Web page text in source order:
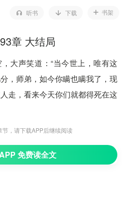
听书 下载 书架
章 大结局
大声笑道：“当今世上，唯有这
，师弟，如今你瞒也瞒我了，现
走，看来今天你们就都得死在这
，你又怎会入这九境。一木，你
说罢。周围都飘起了一股强大的
节，请下载APP后继续阅读
免费读全文